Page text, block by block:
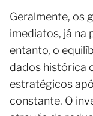
Geralmente, os
imediatos, já na
entanto, o
dados histórica
estratégicos
constante. O